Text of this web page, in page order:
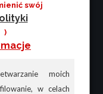
swój
)
moich
w celach